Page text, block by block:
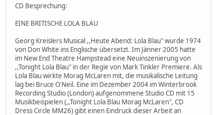
CD Besprechung:
EINE BRITISCHE LOLA BLAU
Georg Kreislers Musical ,,Heute Abend: Lola Blau" wurde 1974
von Don White ins Englische übersetzt. Im Jänner 2005 hatte
im New End Theatre Hampstead eine Neuinszenierung von
,,Tonight Lola Blau" in der Regie von Mark Tinkler Premiere. Als
Lola Blau wirkte Morag McLaren mit, die musikalische Leitung
lag bei Bruce O'Neil. Eine im Dezember 2004 im Winterbrook
Recording Studio (London) aufgenommene Studio CD mit 15
Musikbeispielen (,,Tonight Lola Blau Morag McLaren", CD
Dress Circle MM26) gibt einen Eindruck dieser Arbeit an